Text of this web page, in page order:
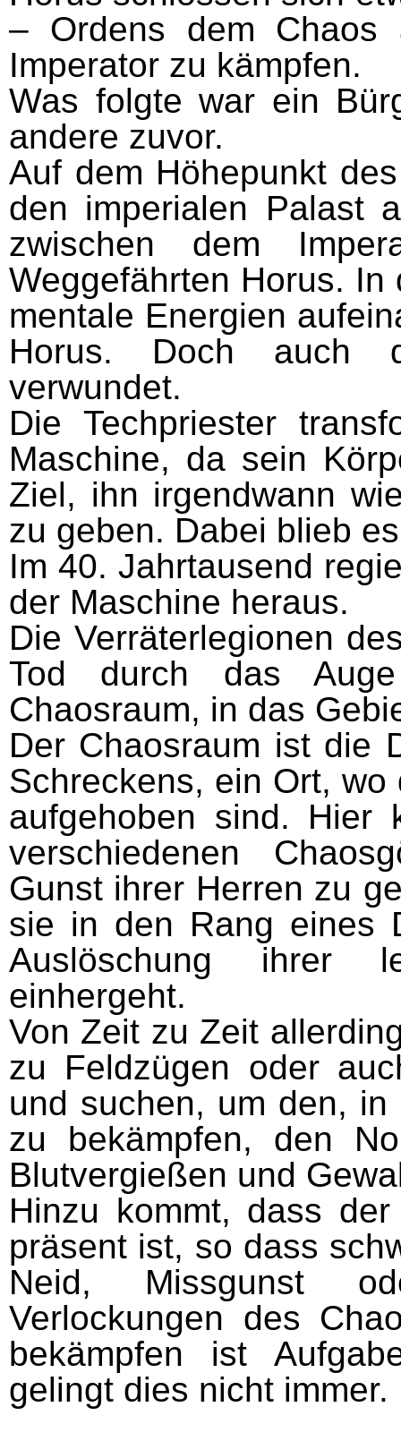
– Ordens dem Chaos
Imperator zu kämpfen.
Was folgte war ein
andere zuvor.
Auf dem Höhepunkt
den imperialen Palast
zwischen dem
Weggefährten Horus.
mentale Energien
Horus. Doch auch
verwundet.
Die Techpriester
Maschine, da sein
Ziel, ihn irgendwann
zu geben. Dabei blieb
Im 40. Jahrtausend
der Maschine heraus.
Die Verräterlegionen
Tod durch das
Chaosraum, in das
Der Chaosraum ist die
Schreckens, ein Ort,
aufgehoben sind. Hier
verschiedenen
Gunst ihrer Herren zu
sie in den Rang eines
Auslöschung ihrer
einhergeht.
Von Zeit zu Zeit
zu Feldzügen oder
und suchen, um den,
zu bekämpfen, den
Blutvergießen und
Hinzu kommt, dass
präsent ist, so dass
Neid, Missgunst
Verlockungen des
bekämpfen ist
gelingt dies nicht immer.